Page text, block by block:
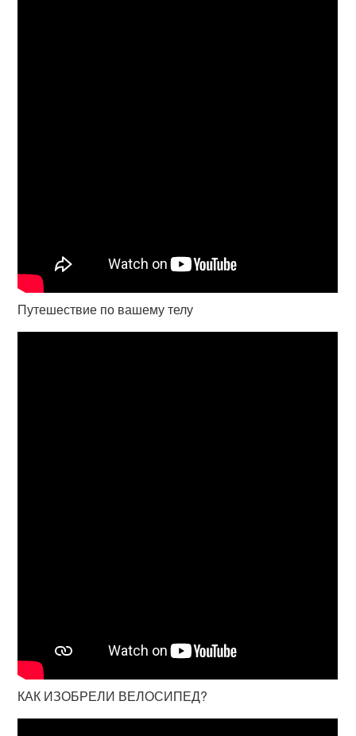
Путешествие по вашему телу
КАК ИЗОБРЕЛИ ВЕЛОСИПЕД?